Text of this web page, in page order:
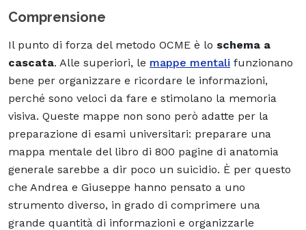
Comprensione
Il punto di forza del metodo OCME è lo schema a
cascata. Alle superiori, le mappe mentali funzionano
bene per organizzare e ricordare le informazioni,
perché sono veloci da fare e stimolano la memoria
visiva. Queste mappe non sono però adatte per la
preparazione di esami universitari: preparare una
mappa mentale del libro di 800 pagine di anatomia
generale sarebbe a dir poco un suicidio. È per questo
che Andrea e Giuseppe hanno pensato a uno
strumento diverso, in grado di comprimere una
grande quantità di informazioni e organizzarle